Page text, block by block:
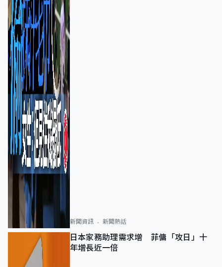
新聞資訊 新聞熱話
日本家務助理需求增 菲傭「攻日」十
年增長近一倍